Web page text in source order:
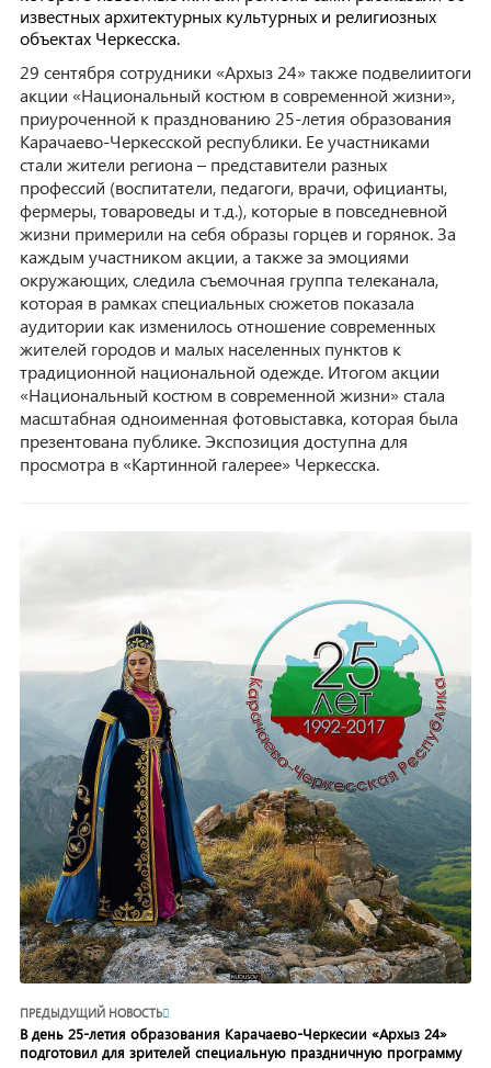
известных архитектурных культурных и религиозных
объектах Черкесска.
29 сентября сотрудники «Архыз 24» также подвелиитоги
акции «Национальный костюм в современной жизни»,
приуроченной к празднованию 25-летия образования
Карачаево-Черкесской республики. Ее участниками
стали жители региона – представители разных
профессий (воспитатели, педагоги, врачи, официанты,
фермеры, товароведы и т.д.), которые в повседневной
жизни примерили на себя образы горцев и горянок. За
каждым участником акции, а также за эмоциями
окружающих, следила съемочная группа телеканала,
которая в рамках специальных сюжетов показала
аудитории как изменилось отношение современных
жителей городов и малых населенных пунктов к
традиционной национальной одежде. Итогом акции
«Национальный костюм в современной жизни» стала
масштабная одноименная фотовыставка, которая была
презентована публике. Экспозиция доступна для
просмотра в «Картинной галерее» Черкесска.
ПРЕДЫДУЩИЙ НОВОСТЬ
В день 25-летия образования Карачаево-Черкесии «Архыз 24»
подготовил для зрителей специальную праздничную программу